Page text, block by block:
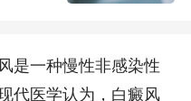
是一种慢性非感染性
代医学认为，白癜风